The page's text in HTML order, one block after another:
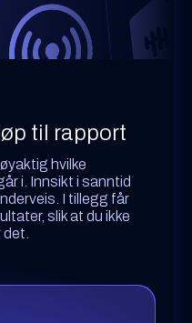
til rapport
hvilke
i. Innsikt i sanntid
I tillegg får
slik at du ikke